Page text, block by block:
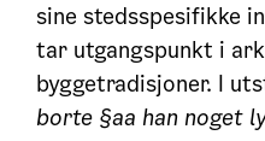
sine stedsspesifikke
tar utgangspunkt i
byggetradisjoner. I
borte §aa han noget